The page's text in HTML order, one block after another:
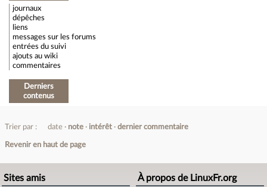
journaux
dépêches
liens
messages sur les forums
entrées du suivi
ajouts au wiki
commentaires
Derniers
contenus
Trier par : date note intérêt dernier commentaire
Revenir en haut de page
Sites amis À propos de LinuxFr.org